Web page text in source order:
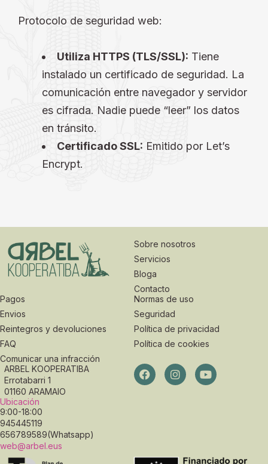
Protocolo de seguridad web:
Utiliza HTTPS (TLS/SSL): Tiene
instalado un certificado de seguridad. La
comunicación entre navegador y servidor
es cifrada. Nadie puede “leer” los datos
en tránsito.
Certificado SSL: Emitido por Let’s
Encrypt.
Sobre nosotros
Servicios
Bloga
Contacto
Pagos
Envios
Reintegros y devoluciones
FAQ
Comunicar una infracción
Normas de uso
Seguridad
Política de privacidad
Política de cookies
ARBEL KOOPERATIBA
Errotabarri 1
01160 ARAMAIO
Ubicación
9:00-18:00
945445119
656789589(Whatsapp)
web@arbel.eus